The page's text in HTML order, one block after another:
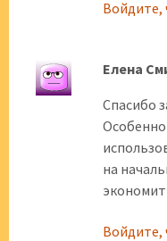
Войдите,
Елена
Спасибо
на
Войдите,